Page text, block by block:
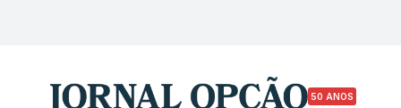
50 ANOS